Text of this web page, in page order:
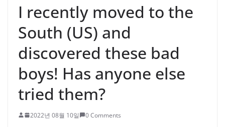
I recently moved to the
South (US) and
discovered these bad
boys! Has anyone else
tried them?
2022년 08월 10일 0 Comments